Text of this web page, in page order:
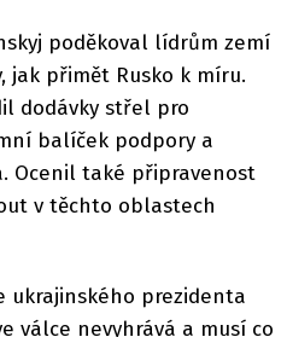
poděkoval lídrům zemí
jak přimět Rusko k míru.
dodávky střel pro
balíček podpory a
Ocenil také připravenost
v těchto oblastech
ukrajinského prezidenta
válce nevyhrává a musí co